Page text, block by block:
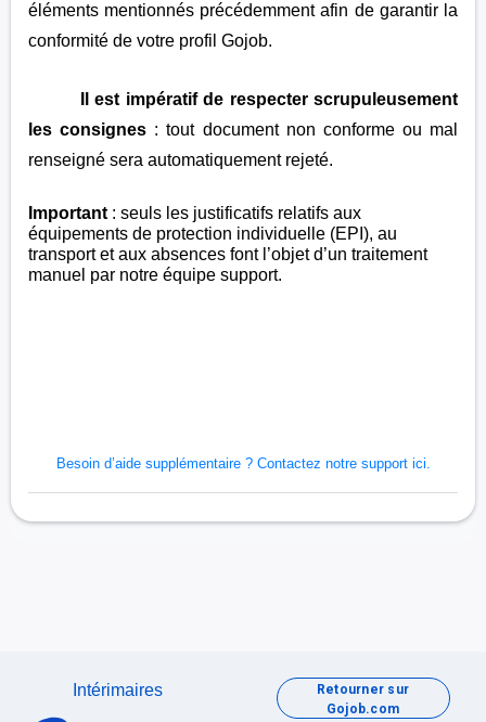
éléments mentionnés précédemment afin de garantir la
conformité de votre profil Gojob.
Il est impératif de respecter scrupuleusement
les consignes : tout document non conforme ou mal
renseigné sera automatiquement rejeté.
Important : seuls les justificatifs relatifs aux
équipements de protection individuelle (EPI), au
transport et aux absences font l’objet d’un traitement
manuel par notre équipe support.
Besoin d’aide supplémentaire ? Contactez notre support ici.
Intérimaires
Retourner sur
Gojob.com